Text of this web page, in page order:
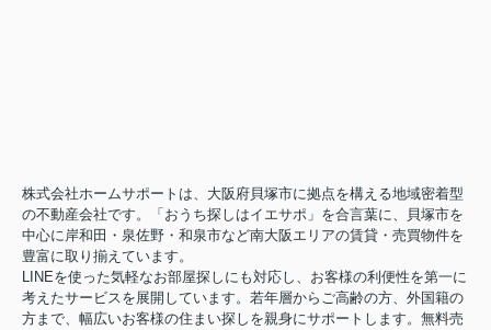
株式会社ホームサポートは、大阪府貝塚市に拠点を構える地域密着型
の不動産会社です。「おうち探しはイエサポ」を合言葉に、貝塚市を
中心に岸和田・泉佐野・和泉市など南大阪エリアの賃貸・売買物件を
豊富に取り揃えています。
LINEを使った気軽なお部屋探しにも対応し、お客様の利便性を第一に
考えたサービスを展開しています。若年層からご高齢の方、外国籍の
方まで、幅広いお客様の住まい探しを親身にサポートします。無料売